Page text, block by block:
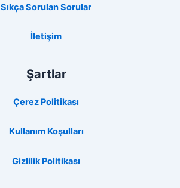
Sıkça Sorulan Sorular
İletişim
Şartlar
Çerez Politikası
Kullanım Koşulları
Gizlilik Politikası